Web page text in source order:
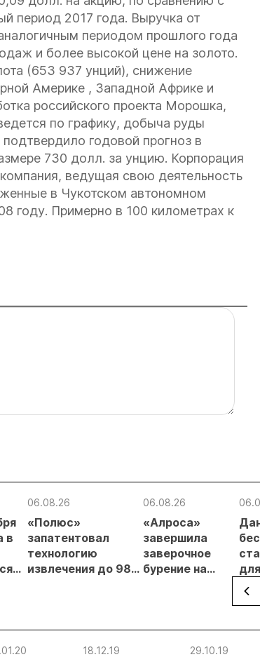
период 2017 года. Выручка от
периодом прошлого года
и более высокой цене на золото.
(653 937 унций), снижение
Америке , Западной Африке и
российского проекта Морошка,
по графику, добыча руды
годовой прогноз в
730 долл. за унцию. Корпорация
ведущая свою деятельность
в Чукотском автономном
году. Примерно в 100 километрах к
в
06.08.26
«Полюс»
запатентовал
технологию
извлечения до 98%
06.08.26
«Алроса»
завершила
заверочное
бурение на
18.12.19 29.10.19